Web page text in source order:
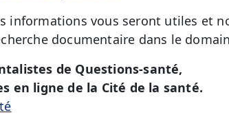
informations vous seront utiles et
documentaire dans le
de Questions-santé,
en ligne de la Cité de la santé.